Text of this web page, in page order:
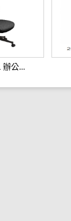
辦公...